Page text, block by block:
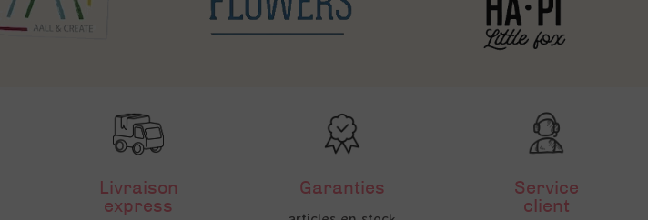
Livraison
express
Garanties
Service
client